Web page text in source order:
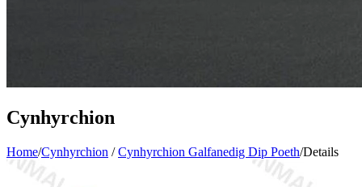
Cynhyrchion
Home/Cynhyrchion / Cynhyrchion Galfanedig Dip Poeth/Details